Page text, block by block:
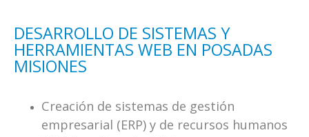
DESARROLLO DE SISTEMAS Y
HERRAMIENTAS WEB EN POSADAS
MISIONES
Creación de sistemas de gestión
empresarial (ERP) y de recursos humanos